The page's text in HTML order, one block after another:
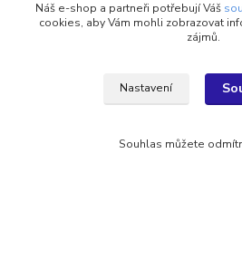
Náš e-shop a partneři potřebují Váš
cookies, aby Vám mohli zobrazovat
zájmů.
Nastavení
Souhlas můžete